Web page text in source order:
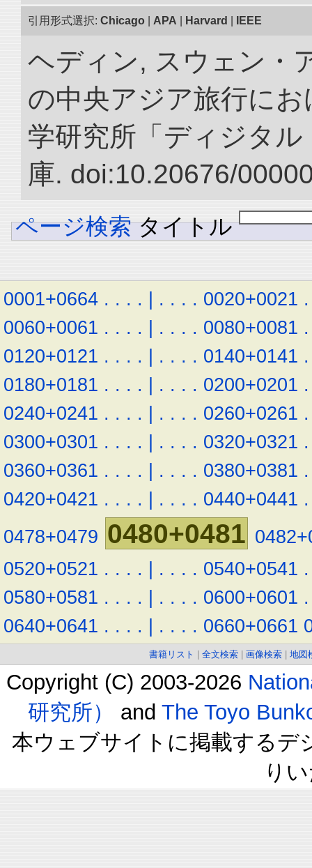
引用形式選択: Chicago APA Harvard IEEE
ヘディン, スウェン・
の中央アジア旅行にお
学研究所「ディジタ
庫. doi:10.20676/
ページ検索 タイトル
0001+0664 . . . . | . . . . 0020+0021 .
0060+0061 . . . . | . . . . 0080+0081 .
0120+0121 . . . . | . . . . 0140+0141 .
0180+0181 . . . . | . . . . 0200+0201 .
0240+0241 . . . . | . . . . 0260+0261 .
0300+0301 . . . . | . . . . 0320+0321 .
0360+0361 . . . . | . . . . 0380+0381 .
0420+0421 . . . . | . . . . 0440+0441 .
0478+0479 0480+0481
0520+0521 . . . . | . . . . 0540+0541 .
0580+0581 . . . . | . . . . 0600+0601 .
0640+0641 . . . . | . . . . 0660+0661
書籍リスト 全文検索 画像検索 地図
Copyright (C) 2003-2026
研究所）
and The Toyo
本ウェブサイトに掲載するデ
り